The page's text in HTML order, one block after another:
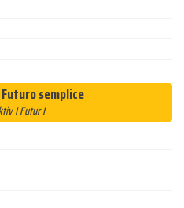
semplice
I Futur I